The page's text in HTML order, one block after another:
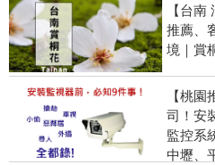
【台
推薦、
境｜賞
【桃
司！安
監控系
中壢、